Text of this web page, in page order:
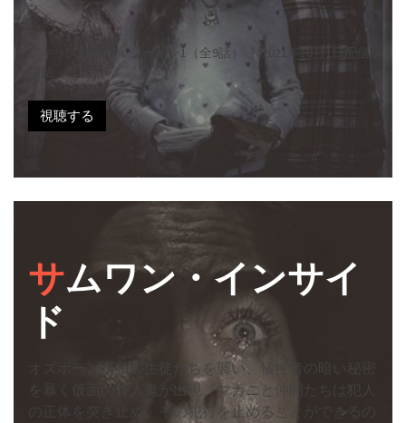
く。
｜キッズTV番組：シーズン1（全9話） ｜ 2021年10月1日配信
視聴する
サムワン・インサイ
ド
オズボーン高校の生徒たちを襲い、犠牲者の暗い秘密
を暴く仮面の殺人鬼が出現。マカニと仲間たちは犯人
の正体を突き止め、その犯行を止めることができるの